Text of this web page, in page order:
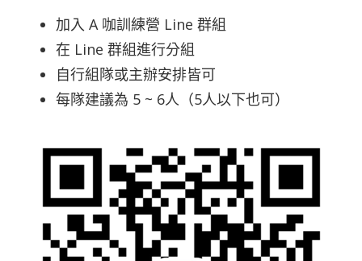
加入 A 咖訓練營 Line 群組
在 Line 群組進行分組
自行組隊或主辦安排皆可
每隊建議為 5 ~ 6人（5人以下也可）